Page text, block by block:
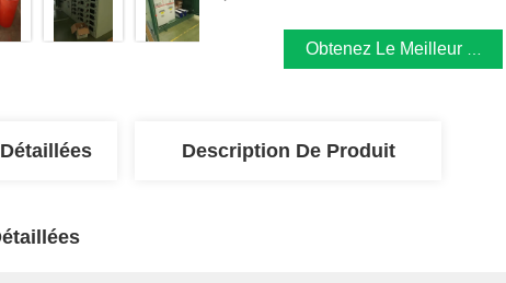
Obtenez Le Meilleur Prix
Description De Produit